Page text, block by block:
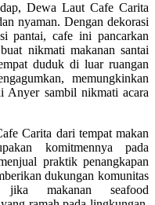
Dewa Laut Cafe Carita
nyaman. Dengan dekorasi
pantai, cafe ini pancarkan
nikmati makanan santai
duduk di luar ruangan
memungkinkan
Anyer sambil nikmati acara
Carita dari tempat makan
komitmennya pada
praktik penangkapan
dukungan komunitas
jika makanan seafood